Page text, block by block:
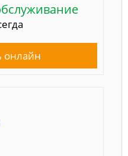
онлайн